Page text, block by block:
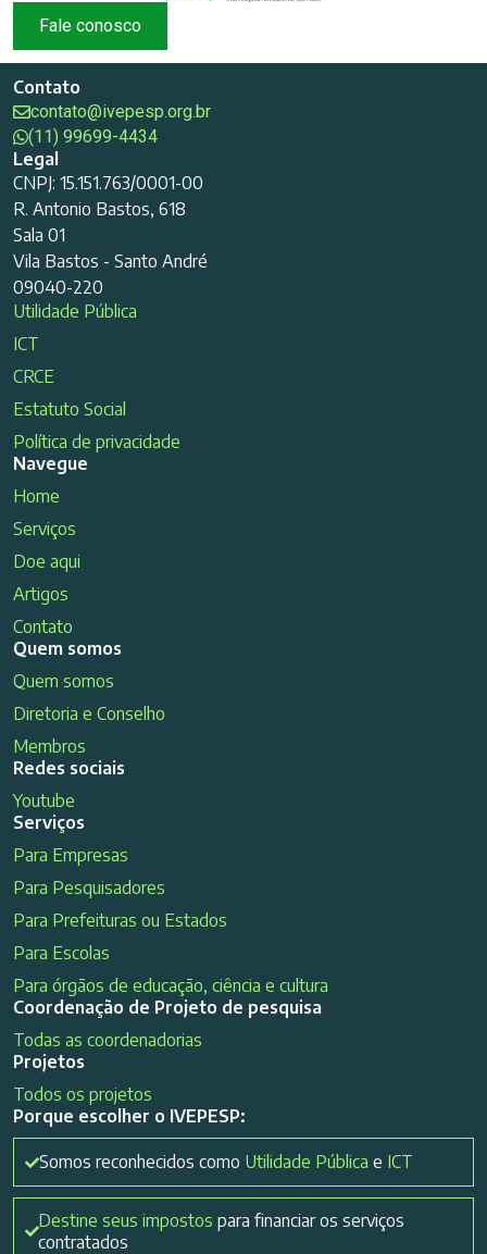
Fale conosco
Contato
contato@ivepesp.org.br
(11) 99699-4434
Legal
CNPJ: 15.151.763/0001-00
R. Antonio Bastos, 618
Sala 01
Vila Bastos - Santo André
09040-220
Utilidade Pública
ICT
CRCE
Estatuto Social
Política de privacidade
Navegue
Home
Serviços
Doe aqui
Artigos
Contato
Quem somos
Quem somos
Diretoria e Conselho
Membros
Redes sociais
Youtube
Serviços
Para Empresas
Para Pesquisadores
Para Prefeituras ou Estados
Para Escolas
Para órgãos de educação, ciência e cultura
Coordenação de Projeto de pesquisa
Todas as coordenadorias
Projetos
Todos os projetos
Porque escolher o IVEPESP:
Somos reconhecidos como Utilidade Pública e ICT
Destine seus impostos para financiar os serviços
contratados